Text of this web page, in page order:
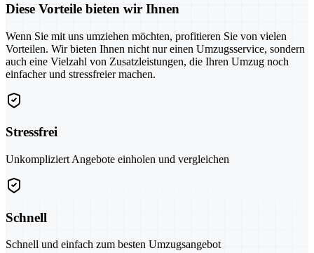
Diese Vorteile bieten wir Ihnen
Wenn Sie mit uns umziehen möchten, profitieren Sie von vielen
Vorteilen. Wir bieten Ihnen nicht nur einen Umzugsservice, sondern
auch eine Vielzahl von Zusatzleistungen, die Ihren Umzug noch
einfacher und stressfreier machen.
Stressfrei
Unkompliziert Angebote einholen und vergleichen
Schnell
Schnell und einfach zum besten Umzugsangebot